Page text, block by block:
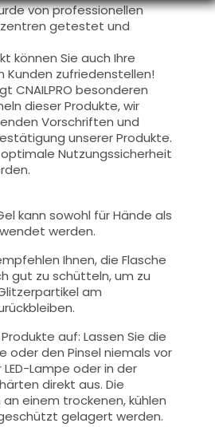
von professionellen
getestet und
können Sie auch Ihre
Kunden zufriedenstellen!
CNAILPRO besonderen
dieser Produkte, wir
Vorschriften und
unserer Produkte.
Nutzungssicherheit
kann sowohl für Hände als
werden.
Ihnen, die Flasche
gut zu schütteln, um zu
am
auf: Lassen Sie die
oder den Pinsel niemals vor
Lampe oder in der
direkt aus. Die
einem trockenen, kühlen
gelagert werden.